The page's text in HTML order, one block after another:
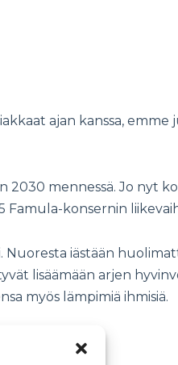
ajan kanssa,
mennessä. Jo nyt
konsernin
iästään
lisäämään arjen
myös lämpimiä ihmisiä.